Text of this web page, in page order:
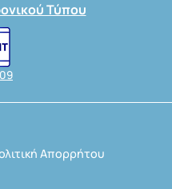
Τύπου
Απορρήτου